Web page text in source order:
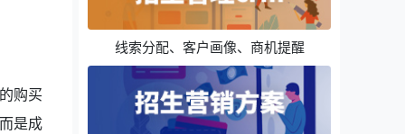
购买
是成
线索分配、客户画像、商机提醒